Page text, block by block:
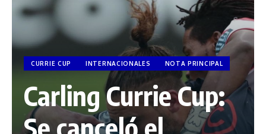
CURRIE CUP INTERNACIONALES NOTA PRINCIPAL
Carling Currie Cup:
Se canceló el